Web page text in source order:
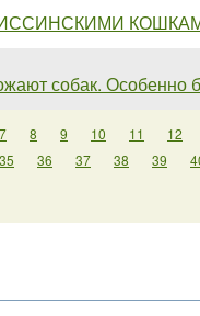
собак. Особенно
7 8 9 10 11
12
35 36 37 38 39